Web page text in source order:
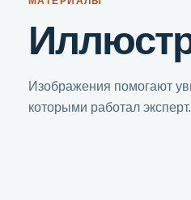
Изображения помогают
которыми работал эксперт.